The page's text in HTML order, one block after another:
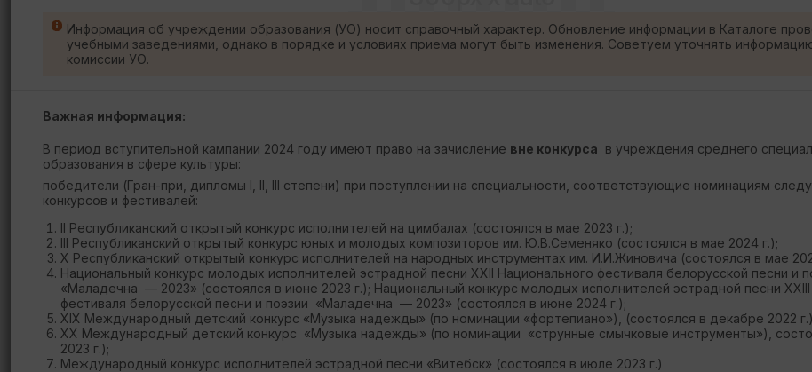
Информация об учреждении образования (УО) носит справочный характер. Обновление информации в Каталоге
учебными заведениями, однако в порядке и условиях приема могут быть изменения. Советуем уточнять
комиссии УО.
Важная информация:
В период вступительной кампании 2024 году имеют право на зачисление вне конкурса в учреждения среднего
образования в сфере культуры:
победители (Гран-при, дипломы I, II, III степени) при поступлении на специальности, соответствующие номинациям
конкурсов и фестивалей:
II Республиканский открытый конкурс исполнителей на цимбалах (состоялся в мае 2023 г.);
III Республиканский открытый конкурс юных и молодых композиторов им. Ю.В.Семеняко (состоялся в мае 2024 г.);
X Республиканский открытый конкурс исполнителей на народных инструментах им. И.И.Жиновича (состоялся в мае
Национальный конкурс молодых исполнителей эстрадной песни XXII Национального фестиваля белорусской песни и
«Маладечна — 2023» (состоялся в июне 2023 г.); Национальный конкурс молодых исполнителей эстрадной песни
фестиваля белорусской песни и поэзии «Маладечна — 2023» (состоялся в июне 2024 г.);
XIX Международный детский конкурс «Музыка надежды» (по номинации «фортепиано»), (состоялся в декабре 2022
XX Международный детский конкурс «Музыка надежды» (по номинации «струнные смычковые инструменты»),
2023 г.);
Международный конкурс исполнителей эстрадной песни «Витебск» (состоялся в июле 2023 г.)